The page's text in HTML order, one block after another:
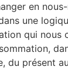
en
une
qui nous
du présent